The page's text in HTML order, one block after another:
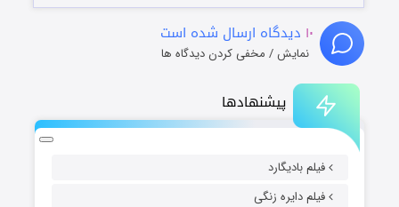
پیشنهادها
فیلم بادیگارد
فیلم دایره زنگی
۱۰ دیدگاه ارسال شده است
نمایش / مخفی کردن دیدگاه ها